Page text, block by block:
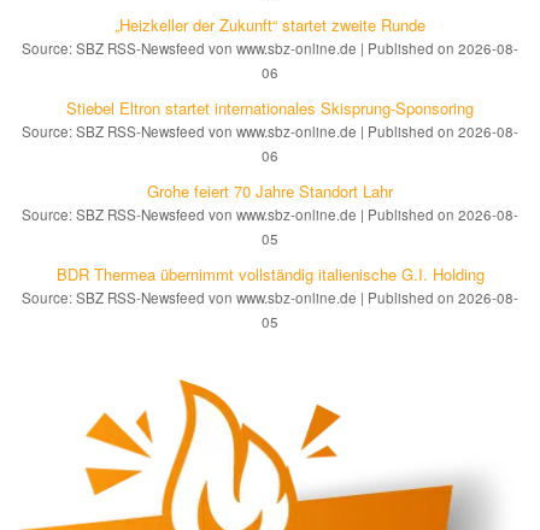
„Heizkeller der Zu­kunft“ star­tet zwei­te Run­de
Source: SBZ RSS-Newsfeed von www.sbz-online.de
Published on 2026-08-
06
Stiebel Eltron startet internatio­nales Ski­sprung-Spon­soring
Source: SBZ RSS-Newsfeed von www.sbz-online.de
Published on 2026-08-
06
Grohe feiert 70 Jahre Standort Lahr
Source: SBZ RSS-Newsfeed von www.sbz-online.de
Published on 2026-08-
05
BDR Thermea übernimmt vollständig italienische G.I. Holding
Source: SBZ RSS-Newsfeed von www.sbz-online.de
Published on 2026-08-
05